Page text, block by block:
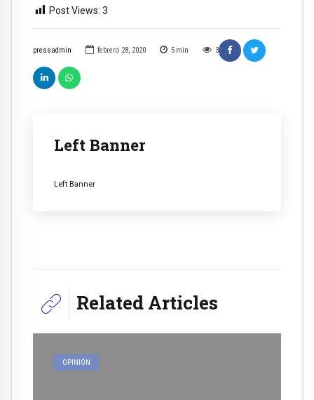
pressadmin febrero 28, 2020 5 min 3
Left Banner
Left Banner
Post Views: 3
Related Articles
OPINIÓN